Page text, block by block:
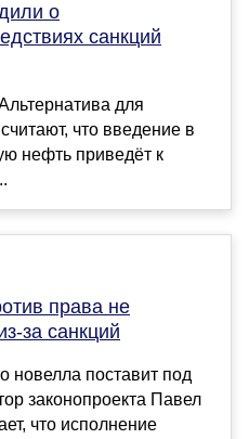
о
санкций
для
что введение в
нефть приведёт к
права не
за санкций
новелла поставит под
законопроекта Павел
что исполнение